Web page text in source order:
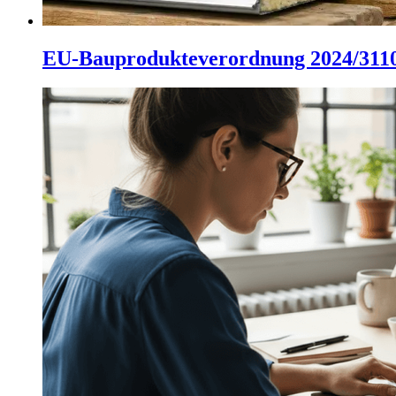
EU-Bauprodukteverordnung 2024/